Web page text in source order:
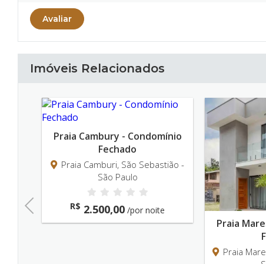
Avaliar
Imóveis Relacionados
Previous
- Condomínio
São Sebastião -
/por noite
Praia Maresias - Condomínio
Praia Maresias, São Sebastião -